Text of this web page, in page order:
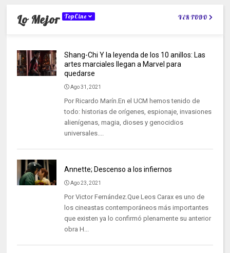
Lo Mejor TopCine VER TODO
Shang-Chi Y la leyenda de los 10 anillos: Las
artes marciales llegan a Marvel para
quedarse
Ago 31, 2021
Por Ricardo Marín.En el UCM hemos tenido de
todo: historias de orígenes, espionaje, invasiones
alienígenas, magia, dioses y genocidios
universales....
Annette; Descenso a los infiernos
Ago 23, 2021
Por Victor Fernández.Que Leos Carax es uno de
los cineastas contemporáneos más importantes
que existen ya lo confirmó plenamente su anterior
obra H...